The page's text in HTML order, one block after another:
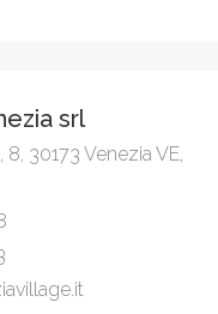
srl
30173 Venezia VE,